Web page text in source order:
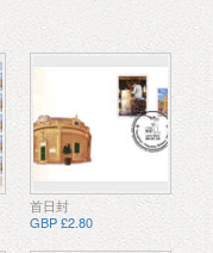
首日封
GBP £2.80